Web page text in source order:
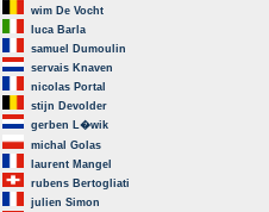
wim De Vocht
luca Barla
samuel Dumoulin
servais Knaven
nicolas Portal
stijn Devolder
gerben L�wik
michal Golas
laurent Mangel
rubens Bertogliati
julien Simon